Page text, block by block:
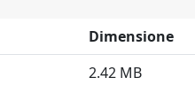
Dimensione
2.42 MB